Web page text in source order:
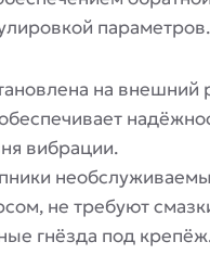
параметров.
на внешний
вибрации.
не требуют
гнёзда под